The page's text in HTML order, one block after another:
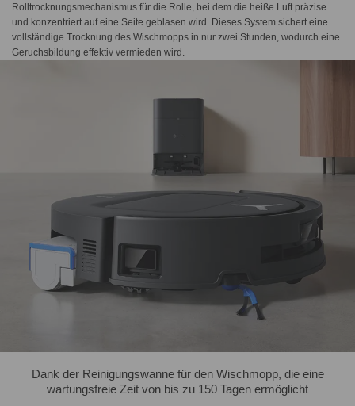
Rolltrocknungsmechanismus für die Rolle, bei dem die heiße Luft präzise
und konzentriert auf eine Seite geblasen wird. Dieses System sichert eine
vollständige Trocknung des Wischmopps in nur zwei Stunden, wodurch eine
Geruchsbildung effektiv vermieden wird.
Dank der Reinigungswanne für den Wischmopp, die eine
wartungsfreie Zeit von bis zu 150 Tagen ermöglicht